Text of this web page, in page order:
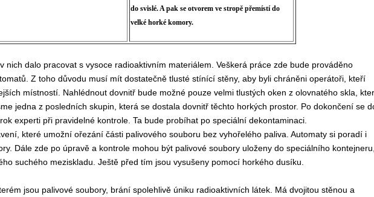
do svislé. A pak se otvorem ve stropě přemístí do
velké horké komory.
nich dalo pracovat s vysoce radioaktivním materiálem. Veškerá práce zde bude prováděno
Z toho důvodu musí mít dostatečně tlusté stínící stěny, aby byli chráněni operátoři, kteří
místností. Nahlédnout dovnitř bude možné pouze velmi tlustých oken z olovnatého skla,
jedna z posledních skupin, která se dostala dovnitř těchto horkých prostor. Po dokončení se
experti při pravidelné kontrole. Ta bude probíhat po speciální dekontaminaci.
které umožní ořezání části palivového souboru bez vyhořelého paliva. Automaty si poradí i
Dále zde po úpravě a kontrole mohou být palivové soubory uloženy do speciálního
suchého meziskladu. Ještě před tím jsou vysušeny pomocí horkého dusíku.
jsou palivové soubory, brání spolehlivě úniku radioaktivních látek. Má dvojitou stěnou a